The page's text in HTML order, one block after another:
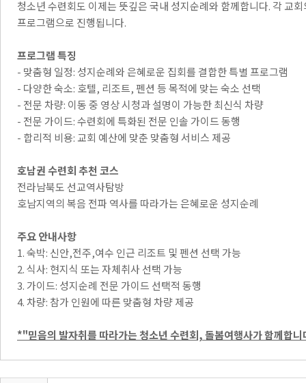
청소년 수련회도 이제는 뜻깊은 국내 성지순례와 함께합니다. 각 교
프로그램으로 진행됩니다.
프로그램 특징
- 맞춤형 일정: 성지순례와 은혜로운 집회를 결합한 특별 프로그램
- 다양한 숙소: 호텔, 리조트, 펜션 등 목적에 맞는 숙소 선택
- 전문 차량: 이동 중 영상 시청과 설명이 가능한 최신식 차량
- 전문 가이드: 수련회에 특화된 전문 인솔 가이드 동행
- 합리적 비용: 교회 예산에 맞춘 맞춤형 서비스 제공
호남권 수련회 추천 코스
전라남북도 선교역사탐방
호남지역의 복음 전파 역사를 따라가는 은혜로운 성지순례
주요 안내사항
1. 숙박: 신안,전주,여수 인근 리조트 및 펜션 선택 가능
2. 식사: 현지식 또는 자체취사 선택 가능
3. 가이드: 성지순례 전문 가이드 선택적 동행
4. 차량: 참가 인원에 따른 맞춤형 차량 제공
*"믿음의 발자취를 따라가는 청소년 수련회, 돌봄여행사가 함께합